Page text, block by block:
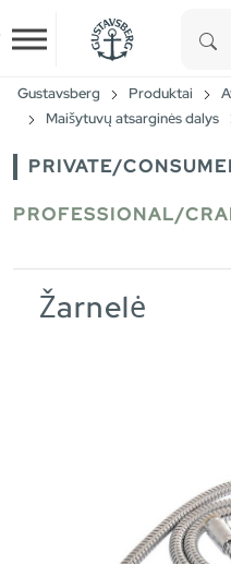
Skip to main content
Gustavsberg Produktai
Maišytuvų atsarginės dalys
PRIVATE/
PROFESSIONAL/
Žarnelė